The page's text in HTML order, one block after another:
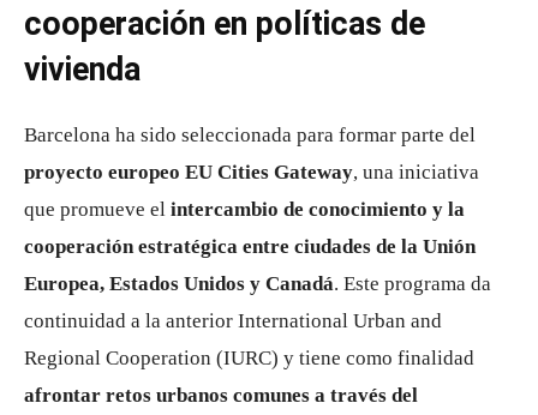
cooperación en políticas de
vivienda
Barcelona ha sido seleccionada para formar parte del
proyecto europeo EU Cities Gateway, una iniciativa
que promueve el intercambio de conocimiento y la
cooperación estratégica entre ciudades de la Unión
Europea, Estados Unidos y Canadá. Este programa da
continuidad a la anterior International Urban and
Regional Cooperation (IURC) y tiene como finalidad
afrontar retos urbanos comunes a través del